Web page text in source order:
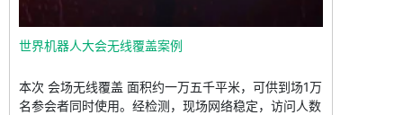
世界机器人大会无线覆盖案例
本次 会场无线覆盖 面积约一万五千平米，可供到场1万
名参会者同时使用。经检测，现场网络稳定，访问人数